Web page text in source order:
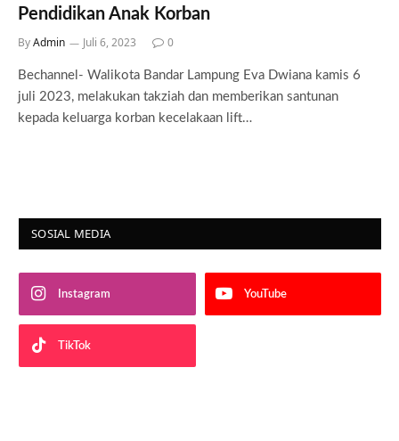
Pendidikan Anak Korban
ByAdmin Juli 6, 2023 0
Bechannel- Walikota Bandar Lampung Eva Dwiana kamis 6
juli 2023, melakukan takziah dan memberikan santunan
kepada keluarga korban kecelakaan lift…
SOSIAL MEDIA
Instagram YouTube
TikTok